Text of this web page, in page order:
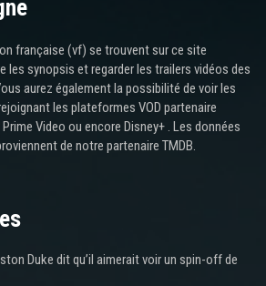
française (vf) se trouvent sur ce site
les synopsis et regarder les trailers vidéos des
aurez également la possibilité de voir les
les plateformes VOD partenaire
Video ou encore Disney+ . Les données
de notre partenaire TMDB.
Duke dit qu’il aimerait voir un spin-off de